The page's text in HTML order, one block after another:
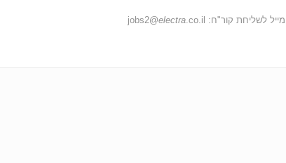
מייל לשליחת קור"ח: jobs2@ electra.co.il